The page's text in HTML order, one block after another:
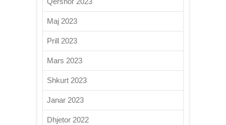
Maj 2023
Prill 2023
Mars 2023
Shkurt 2023
Janar 2023
Dhjetor 2022